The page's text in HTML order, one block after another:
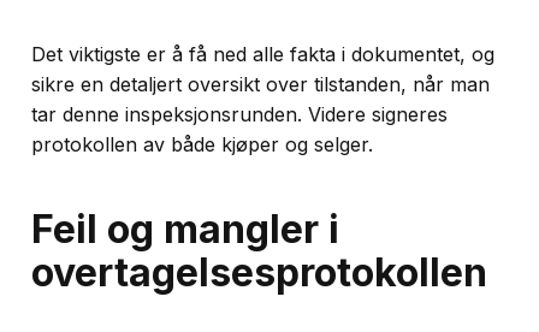
Det viktigste er å få ned alle fakta i dokumentet, og
sikre en detaljert oversikt over tilstanden, når man
tar denne inspeksjonsrunden. Videre signeres
protokollen av både kjøper og selger.
Feil og mangler i
overtagelsesprotokollen